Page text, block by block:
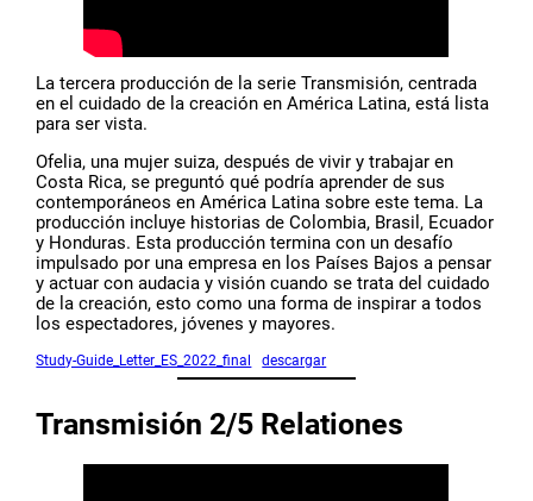
La tercera producción de la serie Transmisión, centrada
en el cuidado de la creación en América Latina, está lista
para ser vista.
Ofelia, una mujer suiza, después de vivir y trabajar en
Costa Rica, se preguntó qué podría aprender de sus
contemporáneos en América Latina sobre este tema. La
producción incluye historias de Colombia, Brasil, Ecuador
y Honduras. Esta producción termina con un desafío
impulsado por una empresa en los Países Bajos a pensar
y actuar con audacia y visión cuando se trata del cuidado
de la creación, esto como una forma de inspirar a todos
los espectadores, jóvenes y mayores.
Study-Guide_Letter_ES_2022_final descargar
Transmisión 2/5 Relationes